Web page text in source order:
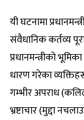
यी घटनामा
संवैधानिक कर्तव्य
प्रधानमन्त्रीको
धारण गरेका
गम्भीर अपराध
भ्रष्टाचार (मुद्दा